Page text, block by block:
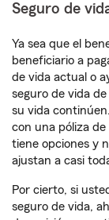
Seguro de
Ya sea que el
beneficiario a
de vida actual o
seguro de vida
su vida
con una póliza
tiene opciones y
ajustan a casi
Por cierto, si
seguro de vida,